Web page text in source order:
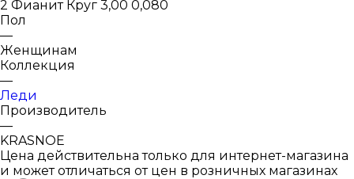
2 Фианит Круг 3,00 0,080
Пол
—
Женщинам
Коллекция
—
Леди
Производитель
—
KRASNOE
Цена действительна только для интернет-магазина
и может отличаться от цен в розничных магазинах